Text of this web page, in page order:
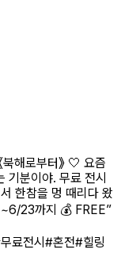
해로부터》 🤍 요즘
기분이야. 무료 전시
한참을 멍 때리다 왔
23까지 💰 FREE”
료전시 #혼전#힐링